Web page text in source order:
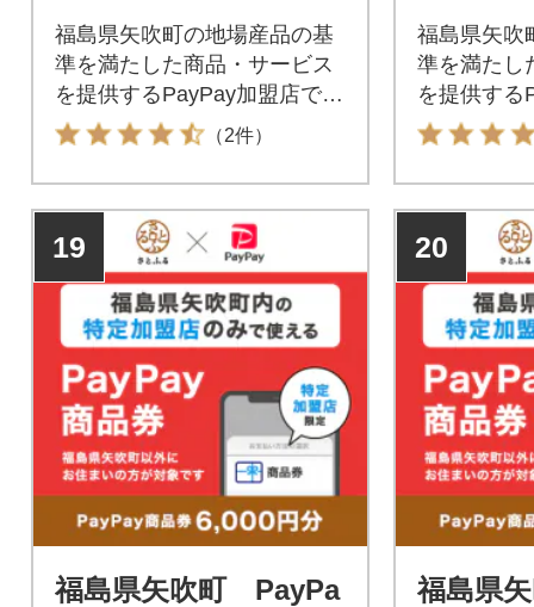
福島県矢吹町の地場産品の基
準を満たした商品・サービス
を提供するPayPay加盟店での
お支払いにご利用いただけま
す。福島県矢吹町在住の方は
PayPay商品券を受け取れませ
んのでご注意ください。
（2件）
福島県矢吹
準を満たし
を提供する
お支払いに
す。福島県
PayPay商
んのでご注
19
福島県矢吹町 PayPa
20
福島県